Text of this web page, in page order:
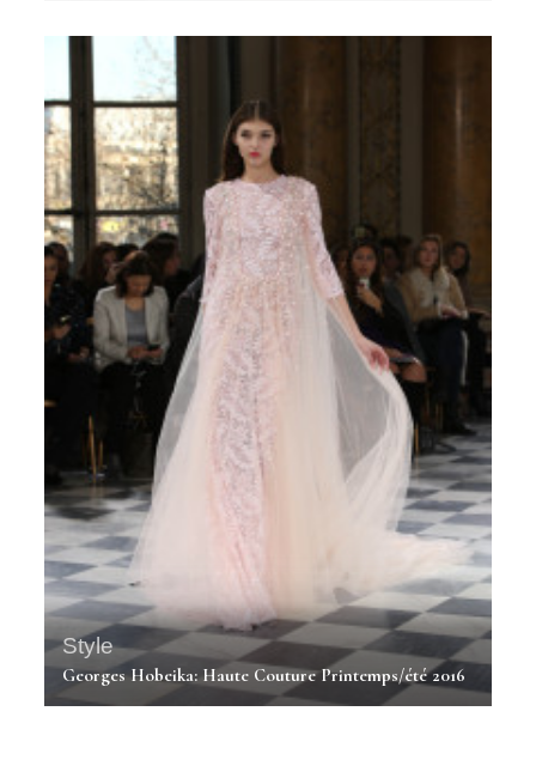
Style
Georges Hobeika: Haute Couture Printemps/été 2016
LifeStyle
Vamos a la playa : Vamos a Riffyenne